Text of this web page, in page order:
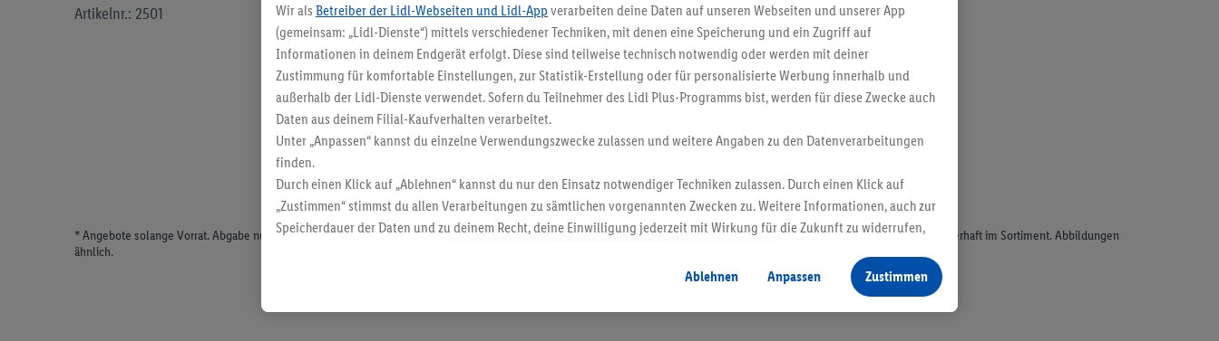
Artikelnr.: 2501
* Angebote solange Vorrat. Abgabe nur in haushaltsüblichen Mengen. Verkauf ohne Dekoration. Die hier beworbenen Produkte, vor allem NonFood-Produkte, sind nicht alle dauerhaft im Sortiment. Abbildungen
ähnlich.
Wir als Betreiber der Lidl-Webseiten und Lidl-App verarbeiten deine Daten auf unseren Webseiten und unserer App
(gemeinsam: „Lidl-Dienste“) mittels verschiedener Techniken, mit denen eine Speicherung und ein Zugriff auf
Informationen in deinem Endgerät erfolgt. Diese sind teilweise technisch notwendig oder werden mit deiner
Zustimmung für komfortable Einstellungen, zur Statistik-Erstellung oder für personalisierte Werbung innerhalb und
außerhalb der Lidl-Dienste verwendet. Sofern du Teilnehmer des Lidl Plus-Programms bist, werden für diese Zwecke auch
Daten aus deinem Filial-Kaufverhalten verarbeitet.
Unter „Anpassen“ kannst du einzelne Verwendungszwecke zulassen und weitere Angaben zu den Datenverarbeitungen
finden.
Durch einen Klick auf „Ablehnen“ kannst du nur den Einsatz notwendiger Techniken zulassen. Durch einen Klick auf
„Zustimmen“ stimmst du allen Verarbeitungen zu sämtlichen vorgenannten Zwecken zu. Weitere Informationen, auch zur
Speicherdauer der Daten und zu deinem Recht, deine Einwilligung jederzeit mit Wirkung für die Zukunft zu widerrufen,
Ablehnen
Anpassen Zustimmen